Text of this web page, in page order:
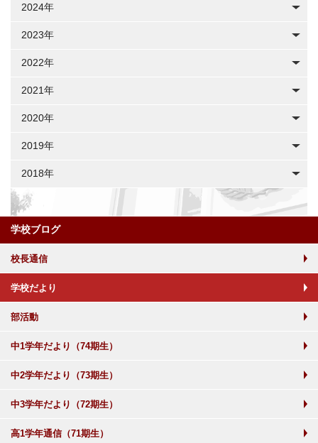
2024年
2023年
2022年
2021年
2020年
2019年
2018年
学校ブログ
校長通信
学校だより
部活動
中1学年だより（74期生）
中2学年だより（73期生）
中3学年だより（72期生）
高1学年通信（71期生）